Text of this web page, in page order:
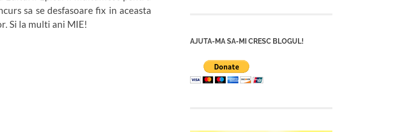
sa se desfasoare fix in aceasta
Si la multi ani MIE!
AJUTA-MA SA-MI CRESC BLOGUL!